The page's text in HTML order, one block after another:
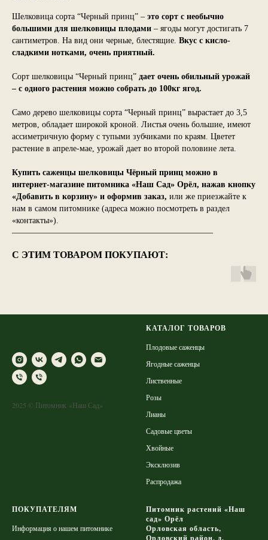
Шелковица сорта “Черный принц” – это сорт с необычно
большими для шелковицы плодами – ягоды могут достигать 7
сантиметров. На вид они черные, блестящие. Вкус с кисло-
сладкими нотками, очень приятный.
Сорт шелковицы “Черный принц” дает очень обильный урожай
– с одного растения можно собрать до 100кг ягод.
Само дерево шелковицы сорта “Черный принц” вырастает до 3,5
метров, обладает широкой кроной. Листья очень большие, имеют
ассиметричную форму с тупыми зубчиками по краям. Цветет
растение в апреле-мае, урожай дает во второй половине лета.
Купить саженцы шелковицы Чёрный принц можно в
интернет-магазине питомника «Наш Сад» Орёл, нажав кнопку
«Добавить в корзину» и оформив заказ, или же приезжайте к
нам в самом питомнике (адреса можно посмотреть в раздел
«контакты»).
————————————————————————
С ЭТИМ ТОВАРОМ ПОКУПАЮТ:
2025 © Питомник «Наш Сад»
КАТАЛОГ ТОВАРОВ
Плодовые саженцы
Ягодные саженцы
Лиственные
Розы
Лианы
Садовые цветы
Хвойные
Эксклюзив
Распродажа
ПОКУПАТЕЛЯМ
Информация о нашем питомнике
Питомник растений «Наш
сад» Орёл
Орловская область,